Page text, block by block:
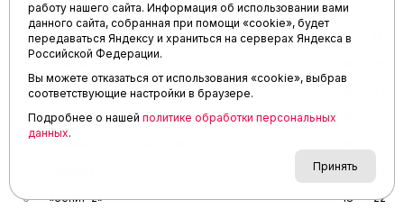
Команда И
«Динамо» (Брянск)
2
«Динамо» (Киров)
3
«Алания»
18
6
«Зенит-2» 18 22
работу нашего сайта. Информация об использовании вами
данного сайта, собранная при помощи «cookie», будет
передаваться Яндексу и храниться на серверах Яндекса в
Российской Федерации.
Вы можете отказаться от использования «cookie», выбрав
соответствующие настройки в браузере.
Подробнее о нашей политике обработки персональных
данных.
Принять